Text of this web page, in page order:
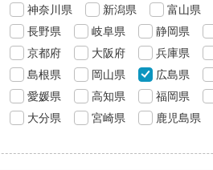
神奈川県
新潟県 富山県
長野県
岐阜県 静岡県
京都府
大阪府 兵庫県
島根県
岡山県 広島県
愛媛県
高知県 福岡県
大分県
宮崎県 鹿児島県